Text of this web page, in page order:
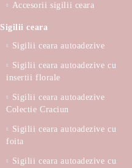
Accesorii sigilii ceara
Sigilii ceara
Sigilii ceara autoadezive
Sigilii ceara autoadezive cu
insertii florale
Sigilii ceara autoadezive
Colectie Craciun
Sigilii ceara autoadezive cu
foita
Sigilii ceara autoadezive cu